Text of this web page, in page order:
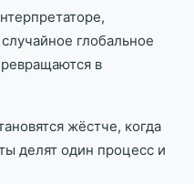
глобальное
в
жёстче, когда
делят один процесс и